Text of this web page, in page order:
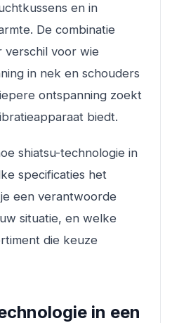
en in
De combinatie
verschil voor wie
in nek en schouders
ontspanning zoekt
biedt.
shiatsu-technologie in
specificaties het
een verantwoorde
situatie, en welke
die keuze
in een